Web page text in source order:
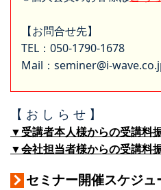
【お問合せ先】
TEL：050-1790-1678
Mail：seminer@i-
【 お し ら せ 】
▼受講者本人様からの受講料
▼会社担当者様からの受講料
セミナー開催スケジュ